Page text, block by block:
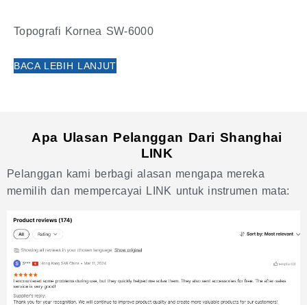
Topografi Kornea SW-6000
BACA LEBIH LANJUT
Apa Ulasan Pelanggan Dari Shanghai
LINK
Pelanggan kami berbagi alasan mengapa mereka
memilih dan mempercayai LINK untuk instrumen mata: